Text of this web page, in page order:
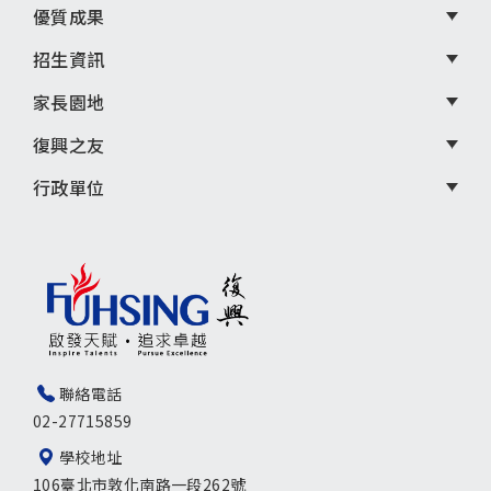
聯絡電話
02-27715859
學校地址
106臺北市敦化南路一段262號
優質成果
招生資訊
家長園地
復興之友
行政單位